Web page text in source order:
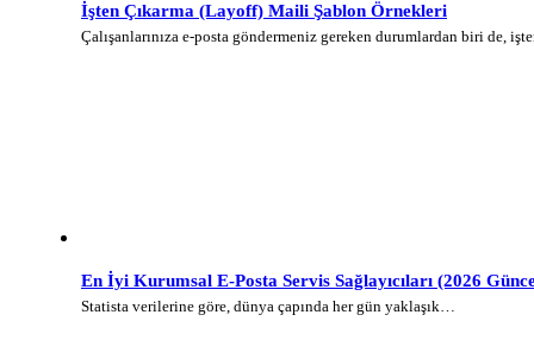
İşten Çıkarma (Layoff) Maili Şablon Örnekleri
Çalışanlarınıza e-posta göndermeniz gereken durumlardan biri de,
En İyi Kurumsal E-Posta Servis Sağlayıcıları (2026
Statista verilerine göre, dünya çapında her gün yaklaşık…